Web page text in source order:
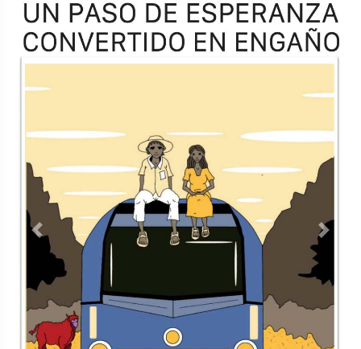
TODOS LOS SUPLEMENTOS
Contacto Directorio Aviso de privacidad
Copyright ©2026 Todos los derechos reservados | La Jornada
Maya